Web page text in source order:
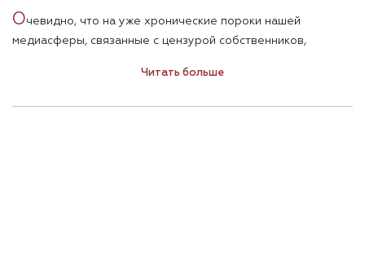
Очевидно, что на уже хронические пороки нашей
медиасферы, связанные с цензурой собственников,
конформизмом эпохи постправды, наложились острые
стандартов «потому, что война»; потеря монополии на
Читать больше